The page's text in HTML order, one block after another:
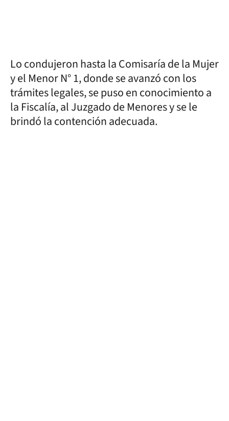
Lo condujeron hasta la Comisaría de la Mujer
y el Menor N° 1, donde se avanzó con los
trámites legales, se puso en conocimiento a
la Fiscalía, al Juzgado de Menores y se le
brindó la contención adecuada.